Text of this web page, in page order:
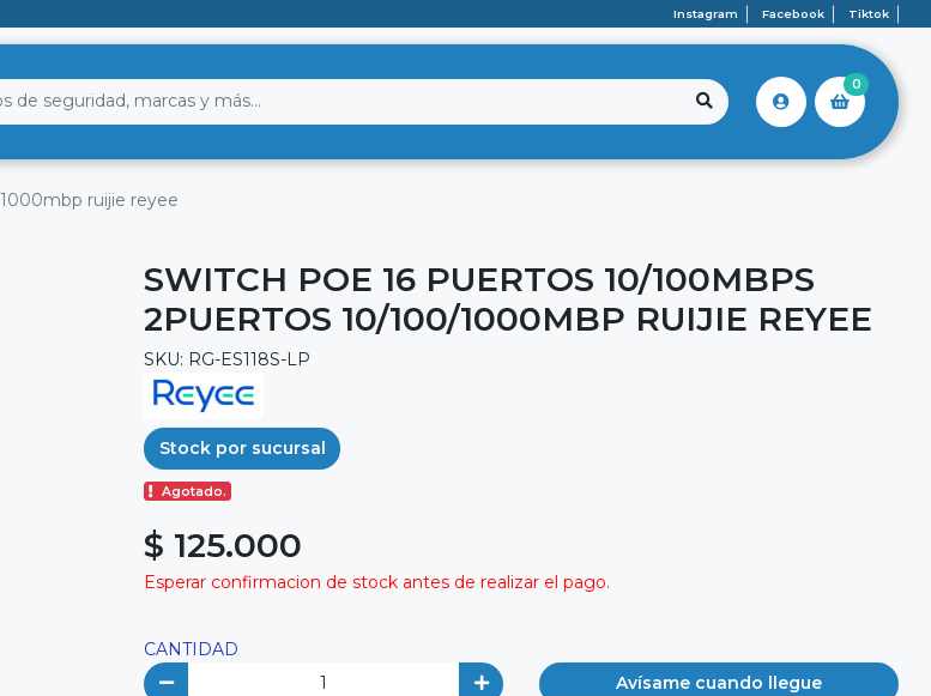
Instagram Facebook Tiktok
0
ruijie reyee
SWITCH POE 16 PUERTOS 10/100MBPS
2PUERTOS 10/100/1000MBP RUIJIE REYEE
SKU: RG-ES118S-LP
Stock por sucursal
Agotado.
$ 125.000
Esperar confirmacion de stock antes de realizar el pago.
CANTIDAD
Avísame cuando llegue